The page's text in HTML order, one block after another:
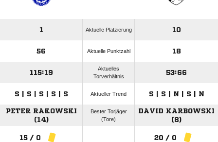
1 Aktuelle Platzierung 10
56 Aktuelle Punktzahl 18
115:19
Aktuelles
Torverhältnis
53:66
S | S | S | S | S Aktueller Trend S | S | N | S | N
PETER RAKOWSKI
(14)
Bester Torjäger
(Tore)
DAVID KARBOWSKI
(8)
15 / 0 20 / 0